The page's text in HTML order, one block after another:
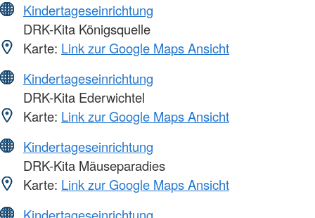
Kindertageseinrichtung
DRK-Kita Königsquelle
Karte: Link zur Google Maps Ansicht
Kindertageseinrichtung
DRK-Kita Ederwichtel
Karte: Link zur Google Maps Ansicht
Kindertageseinrichtung
DRK-Kita Mäuseparadies
Karte: Link zur Google Maps Ansicht